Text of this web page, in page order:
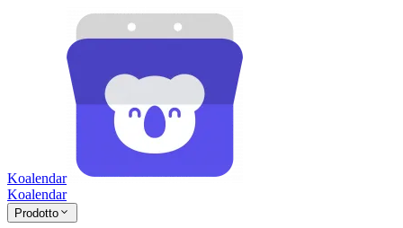
Koalendar
Koalendar
Prodotto